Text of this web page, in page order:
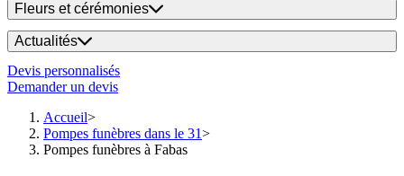
Fleurs et cérémonies
Actualités
Devis personnalisés
Demander un devis
Accueil
Pompes funèbres dans le 31
Pompes funèbres à Fabas